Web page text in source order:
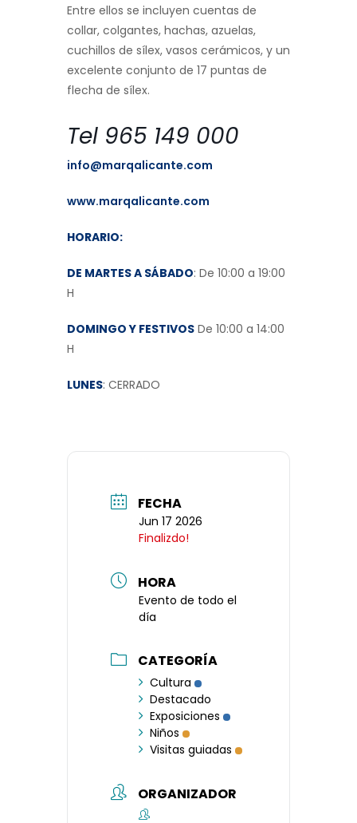
Entre ellos se incluyen cuentas de
collar, colgantes, hachas, azuelas,
cuchillos de sílex, vasos cerámicos, y un
excelente conjunto de 17 puntas de
flecha de sílex.
Tel 965 149 000
info@marqalicante.com
www.marqalicante.com
HORARIO:
DE MARTES A SÁBADO: De 10:00 a 19:00
H
DOMINGO Y FESTIVOS De 10:00 a 14:00
H
LUNES: CERRADO
FECHA
Jun 17 2026
Finalizdo!
HORA
Evento de todo el
día
CATEGORÍA
Cultura
Destacado
Exposiciones
Niños
Visitas guiadas
ORGANIZADOR